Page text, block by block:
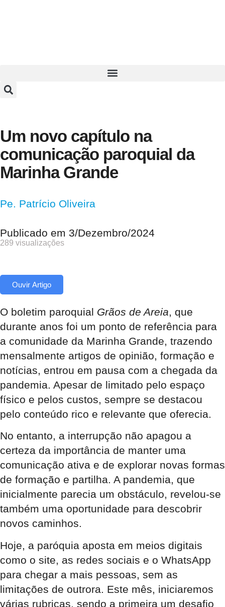
Um novo capítulo na
comunicação paroquial da
Marinha Grande
Pe. Patrício Oliveira
Publicado em 3/Dezembro/2024
289 visualizações
Ouvir Artigo
O boletim paroquial Grãos de Areia, que
durante anos foi um ponto de referência para
a comunidade da Marinha Grande, trazendo
mensalmente artigos de opinião, formação e
notícias, entrou em pausa com a chegada da
pandemia. Apesar de limitado pelo espaço
físico e pelos custos, sempre se destacou
pelo conteúdo rico e relevante que oferecia.
No entanto, a interrupção não apagou a
certeza da importância de manter uma
comunicação ativa e de explorar novas formas
de formação e partilha. A pandemia, que
inicialmente parecia um obstáculo, revelou-se
também uma oportunidade para descobrir
novos caminhos.
Hoje, a paróquia aposta em meios digitais
como o site, as redes sociais e o WhatsApp
para chegar a mais pessoas, sem as
limitações de outrora. Este mês, iniciaremos
várias rubricas, sendo a primeira um desafio